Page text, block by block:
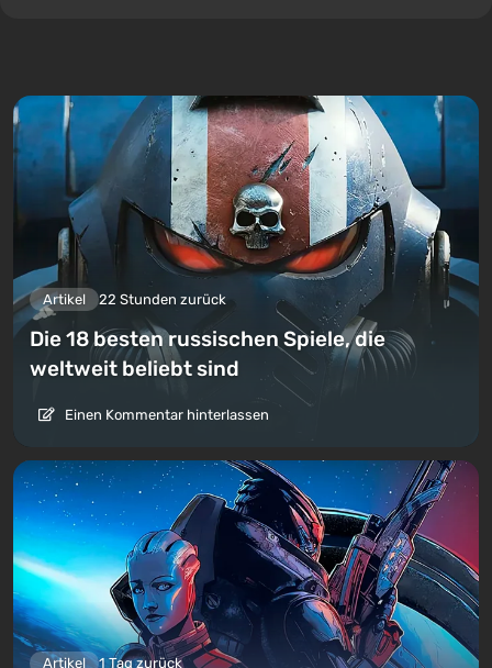
Artikel 22 Stunden zurück
Die 18 besten russischen Spiele, die
weltweit beliebt sind
Einen Kommentar hinterlassen
Artikel 1 Tag zurück